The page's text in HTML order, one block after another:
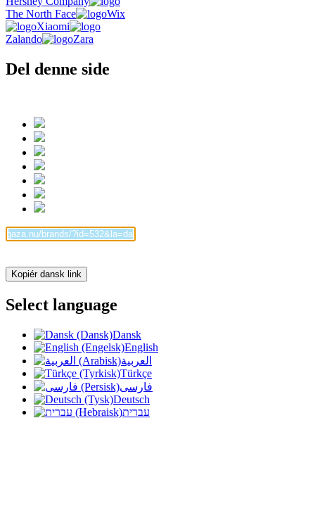
The North Face
Wix
Xiaomi
Zalando
Zara
Del denne side
Kopiér dansk link
Select language
Dansk
English
العربية
Türkçe
فارسی
Deutsch
עברית